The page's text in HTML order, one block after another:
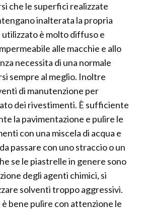
che le superfici realizzate
inalterata la propria
utilizzato è molto diffuso e
alle macchie e allo
necessita di una normale
sempre al meglio. Inoltre
di manutenzione per
dei rivestimenti. È sufficiente
la pavimentazione e pulire le
con una miscela di acqua e
passare con uno straccio o un
se le piastrelle in genere sono
degli agenti chimici, si
solventi troppo aggressivi.
bene pulire con attenzione le